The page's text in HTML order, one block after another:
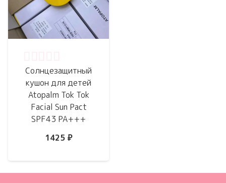
Солнцезащитный
кушон для детей
Atopalm Tok Tok
Facial Sun Pact
SPF43 PA+++
1425 ₽